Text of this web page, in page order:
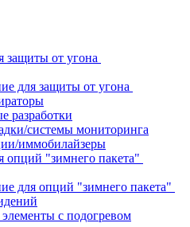
защиты от угона
для защиты от угона
разработки
системы мониторинга
иммобилайзеры
опций "зимнего пакета"
для опций "зимнего пакета"
с подогревом